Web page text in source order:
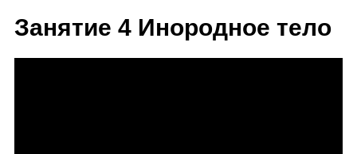
Занятие 4 Инородное тело